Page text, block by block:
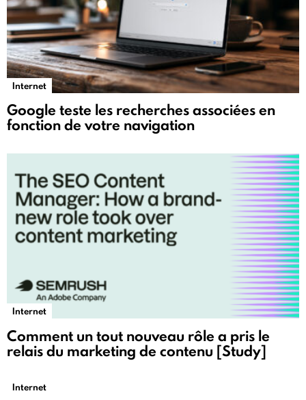
Internet
Google teste les recherches associées en
fonction de votre navigation
Internet
Comment un tout nouveau rôle a pris le
relais du marketing de contenu [Study]
Internet